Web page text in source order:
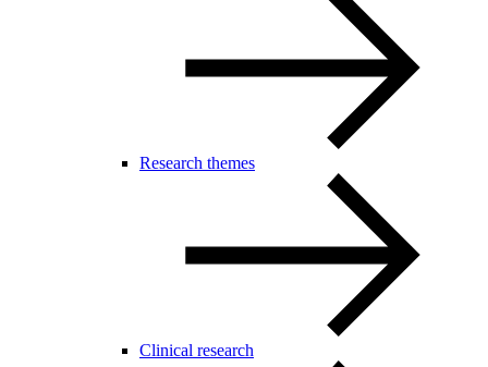
Research themes
Clinical research